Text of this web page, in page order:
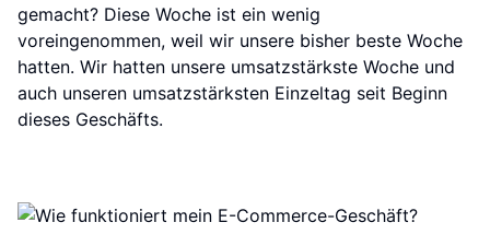
gemacht? Diese Woche ist ein wenig
voreingenommen, weil wir unsere bisher beste Woche
hatten. Wir hatten unsere umsatzstärkste Woche und
auch unseren umsatzstärksten Einzeltag seit Beginn
dieses Geschäfts.